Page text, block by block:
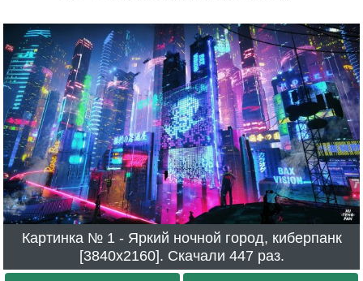
Картинка № 1 - Яркий ночной город, киберпанк
[3840x2160]. Скачали 447 раз.